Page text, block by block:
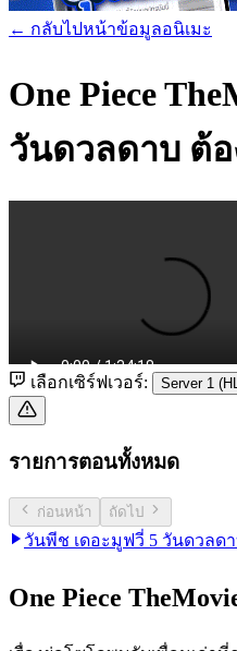
← กลับไปหน้าข้อมูลอนิเมะ
One Piece
วันดวลดาบ ต้
เลือกเซิร์ฟเวอร์: Server 1
รายการตอนทั้งหมด
ก่อนหน้า ถัดไป
วันพีช เดอะมูฟวี่ 5 วันดวลด
One Piece